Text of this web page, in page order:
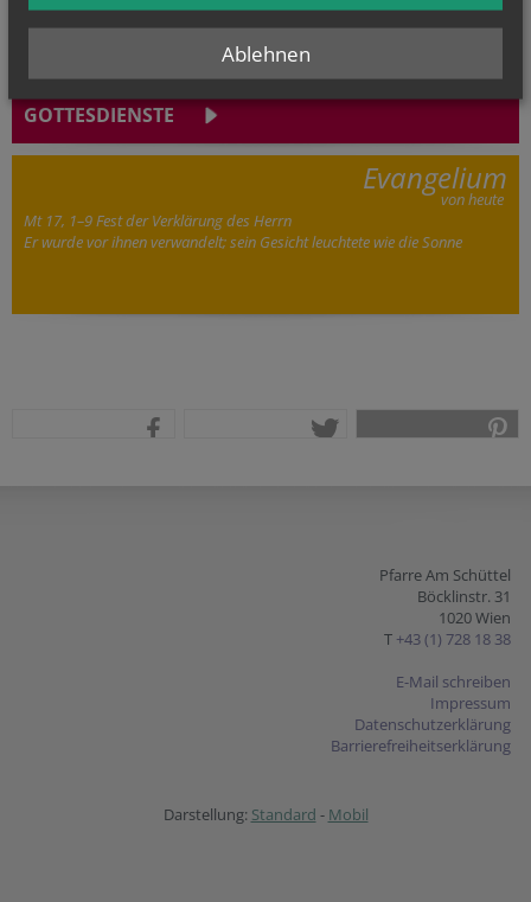
GOTTESDIENSTE
Evangelium
von heute
Mt 17, 1–9 Fest der Verklärung des Herrn
Er wurde vor ihnen verwandelt; sein Gesicht leuchtete wie die Sonne
Pfarre Am Schüttel
Böcklinstr. 31
1020 Wien
T +43 (1) 728 18 38
E-Mail schreiben
Impressum
Datenschutzerklärung
Barrierefreiheitserklärung
Darstellung: Standard - Mobil
Ablehnen